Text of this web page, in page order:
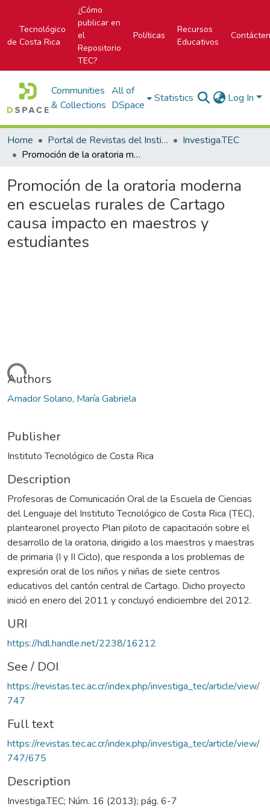
Tecnológico
de Costa Rica
¿Cómo
publicar en
el
Repositorio
TEC?
Políticas
Recursos
Educativos
Communities
& Collections
All of
DSpace
Statistics Log In
Home Portal de Revistas del Instituto Tecnológico de Costa Rica
Investiga.TEC
Promoción de la oratoria moderna en escuelas rurales de Cartago causa impacto en maestros y estudiantes
Promoción de la oratoria moderna
en escuelas rurales de Cartago
causa impacto en maestros y
estudiantes
Loading...
Authors
Amador Solano, María Gabriela
Publisher
Instituto Tecnológico de Costa Rica
Description
Profesoras de Comunicación Oral de la Escuela de Ciencias
del Lenguaje del Instituto Tecnológico de Costa Rica (TEC),
plantearonel proyecto Plan piloto de capacitación sobre el
desarrollo de la oratoria, dirigido a los maestros y maestras
de primaria (I y II Ciclo), que responda a los problemas de
expresión oral de los niños y niñas de siete centros
educativos del cantón central de Cartago. Dicho proyecto
inició en enero del 2011 y concluyó endiciembre del 2012.
URI
https://hdl.handle.net/2238/16212
See / DOI
https://revistas.tec.ac.cr/index.php/investiga_tec/article/view/
747
Full text
https://revistas.tec.ac.cr/index.php/investiga_tec/article/view/
747/675
Description
Investiga.TEC; Núm. 16 (2013); pág. 6-7